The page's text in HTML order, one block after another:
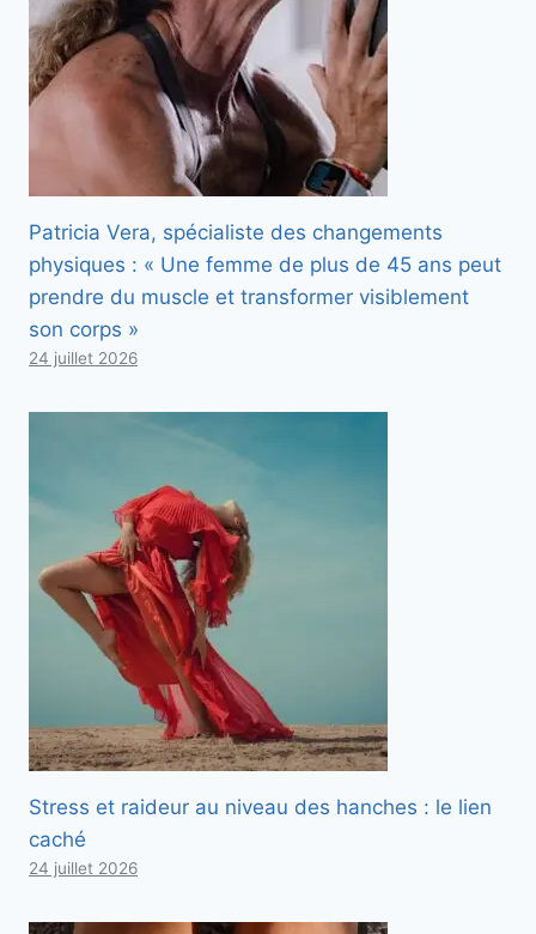
Patricia Vera, spécialiste des changements
physiques : « Une femme de plus de 45 ans peut
prendre du muscle et transformer visiblement
son corps »
24 juillet 2026
Stress et raideur au niveau des hanches : le lien
caché
24 juillet 2026